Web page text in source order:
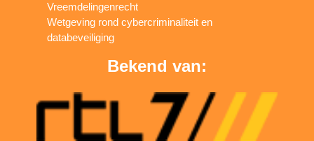
Vreemdelingenrecht
Wetgeving rond cybercriminaliteit en
databeveiliging
Bekend van: